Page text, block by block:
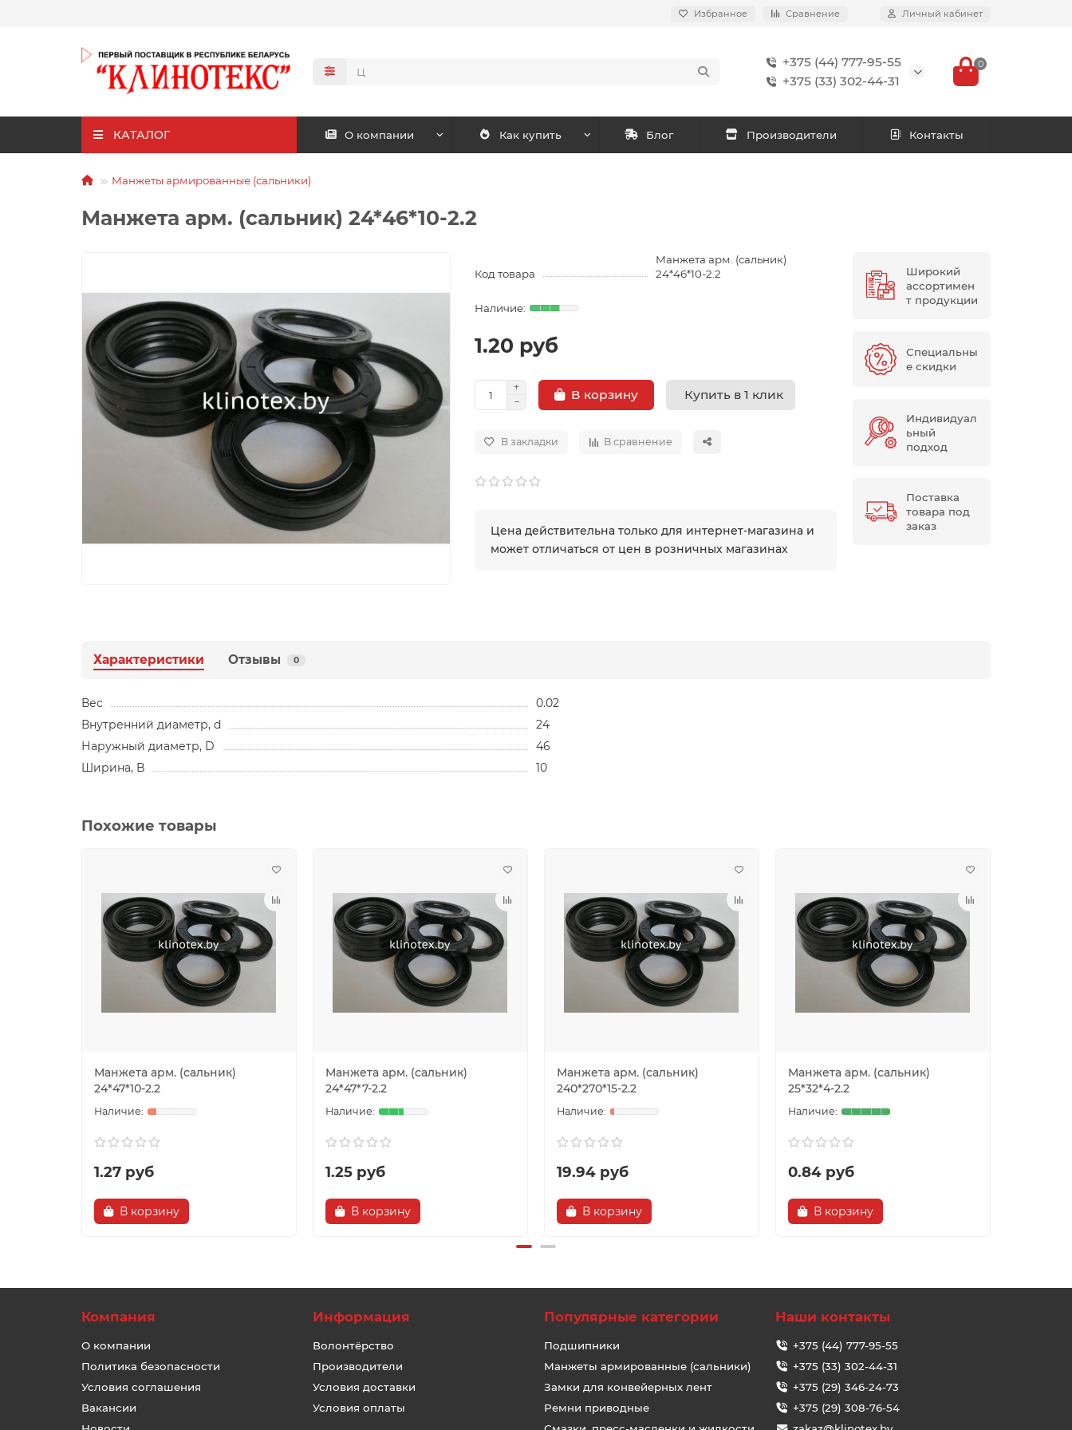
Избранное Сравнение Личный кабинет
+375 (44) 777-95-55
+375 (33) 302-44-31
0
КАТАЛОГ О компании Как купить Блог Производители Контакты
Манжеты армированные (сальники)
Манжета арм. (сальник) 24*46*10-2.2
Код товара
Манжета арм. (сальник)
24*46*10-2.2
1.20 руб
В корзину Купить в 1 клик
В закладки В сравнение
Цена действительна только для интернет-магазина и
может отличаться от цен в розничных магазинах
Широкий
ассортимен
т продукции
Специальны
е скидки
Индивидуал
ьный
подход
Поставка
товара под
заказ
Характеристики Отзывы 0
Вес
0.02
Внутренний диаметр, d
24
Наружный диаметр, D
46
Ширина, B
10
Похожие товары
Манжета арм. (сальник)
24*47*10-2.2
1.27 руб
В корзину
Манжета арм. (сальник)
24*47*7-2.2
1.25 руб
В корзину
Манжета арм. (сальник)
240*270*15-2.2
19.94 руб
В корзину
Манжета арм. (сальник)
25*32*4-2.2
0.84 руб
В корзину
Компания
О компании
Политика безопасности
Условия соглашения
Вакансии
Информация
Волонтёрство
Производители
Условия доставки
Условия оплаты
Популярные категории
Подшипники
Манжеты армированные (сальники)
Замки для конвейерных лент
Ремни приводные
Наши контакты
+375 (44) 777-95-55
+375 (33) 302-44-31
+375 (29) 346-24-73
+375 (29) 308-76-54